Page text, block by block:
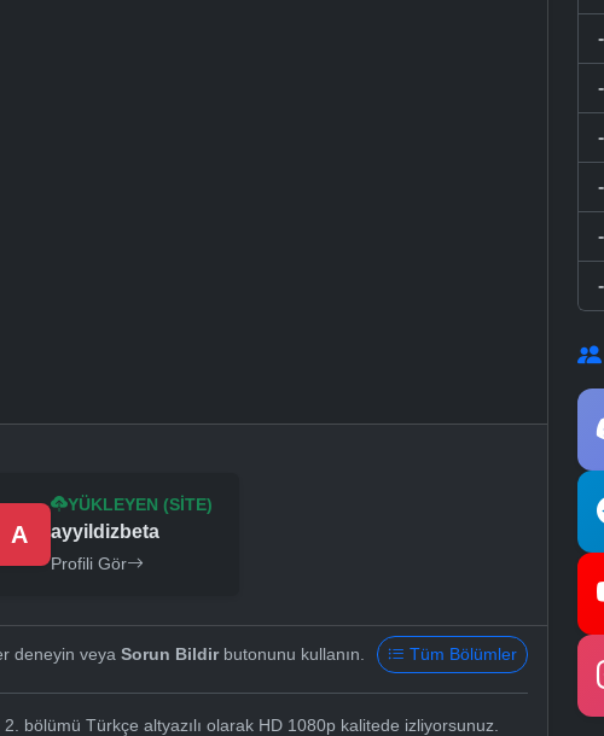
A
YÜKLEYEN (SITE)
ayyildizbeta
Profili Gör
deneyin veya Sorun Bildirbutonunu kullanın. Tüm Bölümler
bölümü Türkçe altyazılı olarak HD 1080p kalitede izliyorsunuz.